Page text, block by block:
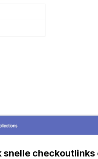
snelle